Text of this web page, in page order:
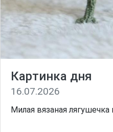
Картинка дня
16.07.2026
Милая вязаная